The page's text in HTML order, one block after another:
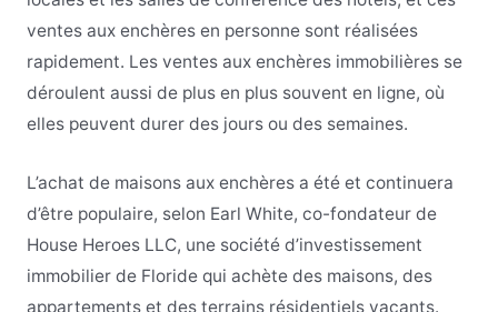
ventes aux enchères en personne sont réalisées
rapidement. Les ventes aux enchères immobilières se
déroulent aussi de plus en plus souvent en ligne, où
elles peuvent durer des jours ou des semaines.
L’achat de maisons aux enchères a été et continuera
d’être populaire, selon Earl White, co-fondateur de
House Heroes LLC, une société d’investissement
immobilier de Floride qui achète des maisons, des
appartements et des terrains résidentiels vacants.